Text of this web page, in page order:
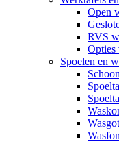
Open
RVS
Opties
Spoelen en